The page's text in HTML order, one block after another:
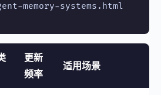
memory-systems.html
更新
频率
适用场景